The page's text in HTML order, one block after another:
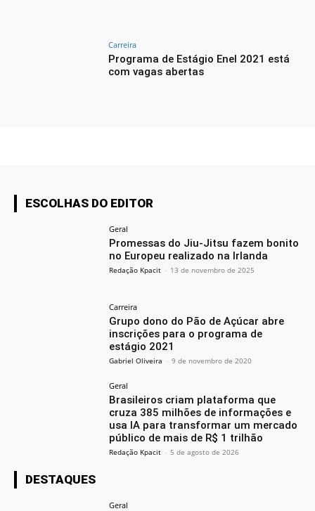
Carreira
Programa de Estágio Enel 2021 está
com vagas abertas
ESCOLHAS DO EDITOR
Geral
Promessas do Jiu-Jitsu fazem bonito
no Europeu realizado na Irlanda
Redação Kpacit - 13 de novembro de 2025
Carreira
Grupo dono do Pão de Açúcar abre
inscrições para o programa de
estágio 2021
Gabriel Oliveira - 9 de novembro de 2020
Geral
Brasileiros criam plataforma que
cruza 385 milhões de informações e
usa IA para transformar um mercado
público de mais de R$ 1 trilhão
Redação Kpacit - 5 de agosto de 2026
DESTAQUES
Geral